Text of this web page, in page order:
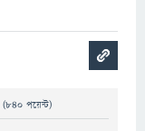
(840 পয়েন্ট)